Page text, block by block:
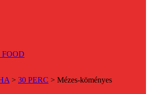
> 30 PERC > Mézes-köményes